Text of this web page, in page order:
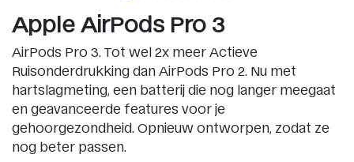
Apple AirPods Pro 3
AirPods Pro 3. Tot wel 2x meer Actieve
Ruisonderdrukking dan AirPods Pro 2. Nu met
hartslagmeting, een batterij die nog langer meegaat
en geavanceerde features voor je
gehoorgezondheid. Opnieuw ontworpen, zodat ze
nog beter passen.